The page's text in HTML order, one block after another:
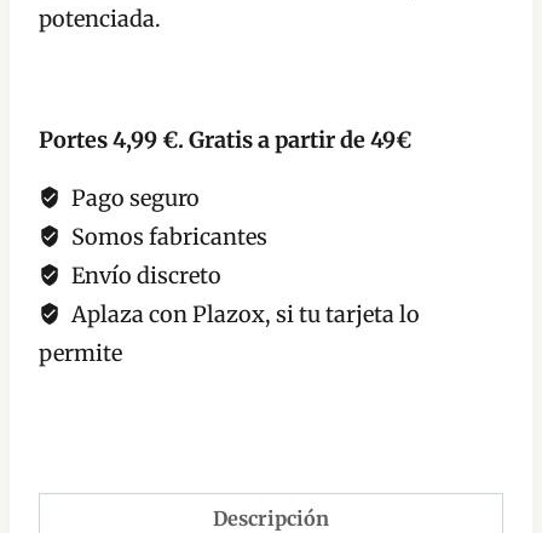
potenciada.
Portes 4,99 €. Gratis a partir de 49€
Pago seguro
Somos fabricantes
Envío discreto
Aplaza con Plazox, si tu tarjeta lo
permite
Descripción